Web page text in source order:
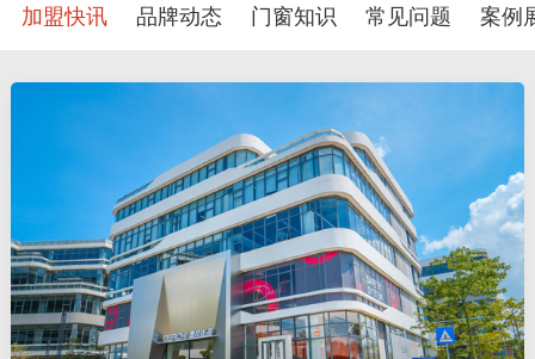
加盟快讯 品牌动态 门窗知识 常见问题 案例